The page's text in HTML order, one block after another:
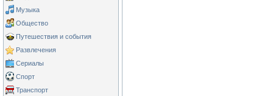
Музыка
Общество
Путешествия и события
Развлечения
Сериалы
Спорт
Транспорт